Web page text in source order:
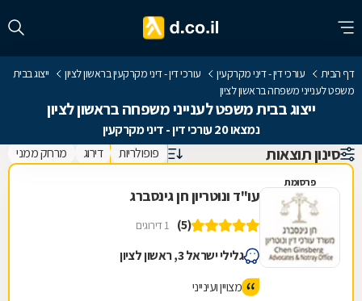
דף הבית עורכי דין - דיני מקרקעין עורכי דין - דיני מקרקעין בראשון לציון
ייצוג בבית
משפט לענייני משפחה בראשון לציון
ייצוג בבית משפט לענייני משפחה בראשון לציון
נמצאו 20 עורכי דין - דיני מקרקעין
סינון תוצאות פופולריות דירוג מרחק ממני
פרסומת
עו"ד ונוטריון חן גינסברג
(5) 1 דירוגים
גלילי ישראל 3, ראשון לציון
מצויין ועינייני